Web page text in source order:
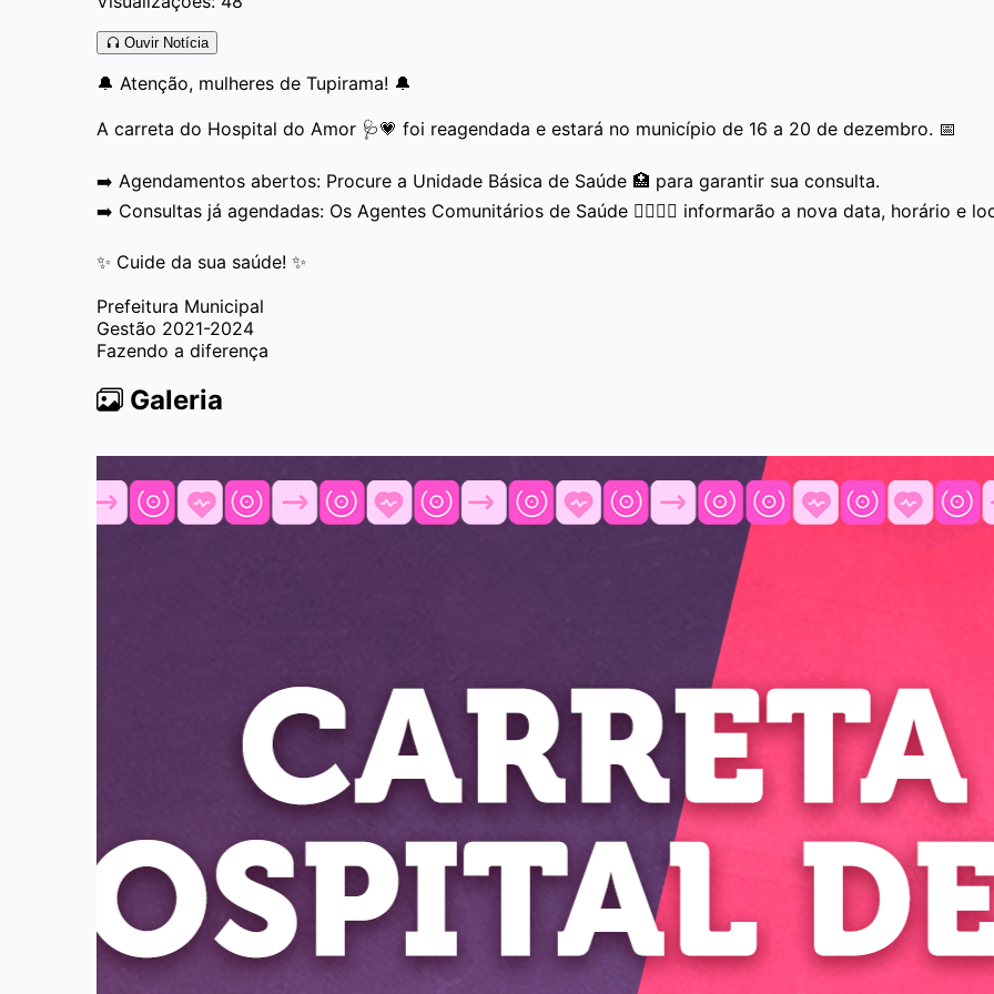
Ouvir Notícia
🔔 Atenção, mulheres de Tupirama! 🔔
A carreta do Hospital do Amor 🩺💗 foi reagendada e estará no município de 16 a 20 de dezembro. 📅
➡️ Agendamentos abertos: Procure a Unidade Básica de Saúde 🏥 para garantir sua consulta.
➡️ Consultas já agendadas: Os Agentes Comunitários de Saúde 👩‍⚕️👨‍⚕️ informarão a nova data, horário e
✨ Cuide da sua saúde! ✨
Prefeitura Municipal
Gestão 2021-2024
Fazendo a diferença
Galeria